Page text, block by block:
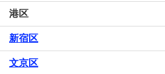
港区
新宿区
文京区